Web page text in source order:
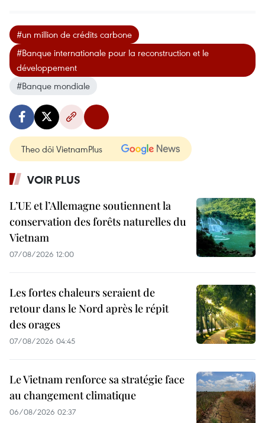
#un million de crédits carbone
#Banque internationale pour la reconstruction et le
développement
#Banque mondiale
Theo dõi VietnamPlus
VOIR PLUS
L’UE et l’Allemagne soutiennent la
conservation des forêts naturelles du
Vietnam
07/08/2026 12:00
Les fortes chaleurs seraient de
retour dans le Nord après le répit
des orages
07/08/2026 04:45
Le Vietnam renforce sa stratégie face
au changement climatique
06/08/2026 02:37